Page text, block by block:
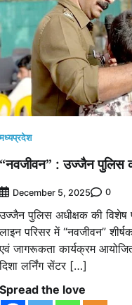
“नवजीवन” : उज्जैन पुलिस
December 5, 2025 0
पुलिस अधीक्षक की
परिसर में “नवजीवन”
जागरूकता कार्यक्रम
लर्निंग सेंटर […]
Spread the love